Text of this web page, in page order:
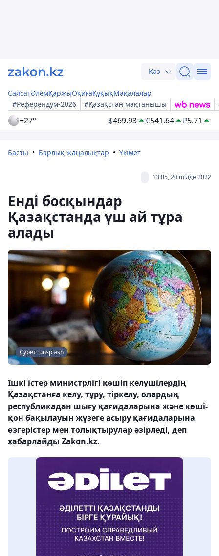
Қаз
СаясатӘлемҚаржыОқиғаҚұқықМақалалар
#Референдум-2026
#Қазақстан мақтанышы
+27° $469.93 €541.64 ₽5.71
Басты Барлық жаңалықтар Үкімет
13:05, 20 шілде 2022
Енді босқындар
Қазақстанда үш ай тұра
алады
Сурет: unsplash
Ішкі істер министрлігі көшіп келушілердің
Қазақстанға келу, тұру, тіркелу, олардың
республикадан шығу қағидаларына және көші-
қон бақылауын жүзеге асыру қағидаларына
өзгерістер мен толықтырулар әзірледі, деп
хабарлайды Zakon.kz.